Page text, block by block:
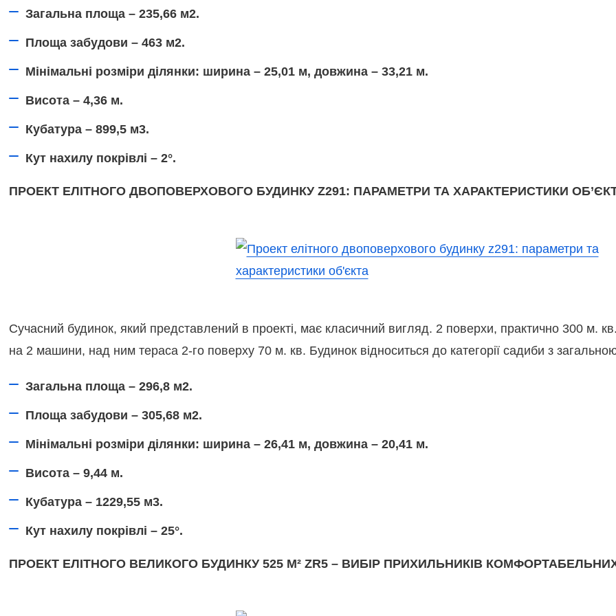
Загальна площа – 235,66 м2.
Площа забудови – 463 м2.
Мінімальні розміри ділянки: ширина – 25,01 м, довжина – 33,21 м.
Висота – 4,36 м.
Кубатура – 899,5 м3.
Кут нахилу покрівлі – 2°.
ПРОЕКТ ЕЛІТНОГО ДВОПОВЕРХОВОГО БУДИНКУ Z291: ПАРАМЕТРИ ТА ХАРАКТЕРИСТИКИ
Сучасний будинок, який представлений в проекті, має класичний вигляд. 2 поверхи, практично 300 м.
на 2 машини, над ним тераса 2-го поверху 70 м. кв. Будинок відноситься до категорії садиби з
Загальна площа – 296,8 м2.
Площа забудови – 305,68 м2.
Мінімальні розміри ділянки: ширина – 26,41 м, довжина – 20,41 м.
Висота – 9,44 м.
Кубатура – 1229,55 м3.
Кут нахилу покрівлі – 25°.
ПРОЕКТ ЕЛІТНОГО ВЕЛИКОГО БУДИНКУ 525 М² ZR5 – ВИБІР ПРИХИЛЬНИКІВ